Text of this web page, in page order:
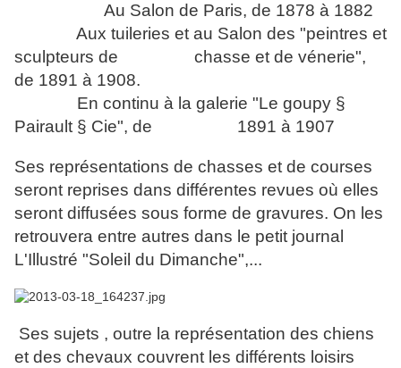
Au Salon de Paris, de 1878 à 1882
Aux tuileries et au Salon des "peintres et
sculpteurs de chasse et de vénerie",
de 1891 à 1908.
En continu à la galerie "Le goupy §
Pairault § Cie", de 1891 à 1907
Ses représentations de chasses et de courses
seront reprises dans différentes revues où elles
seront diffusées sous forme de gravures. On les
retrouvera entre autres dans le petit journal
L'Illustré "Soleil du Dimanche",...
Ses sujets , outre la représentation des chiens
et des chevaux couvrent les différents loisirs